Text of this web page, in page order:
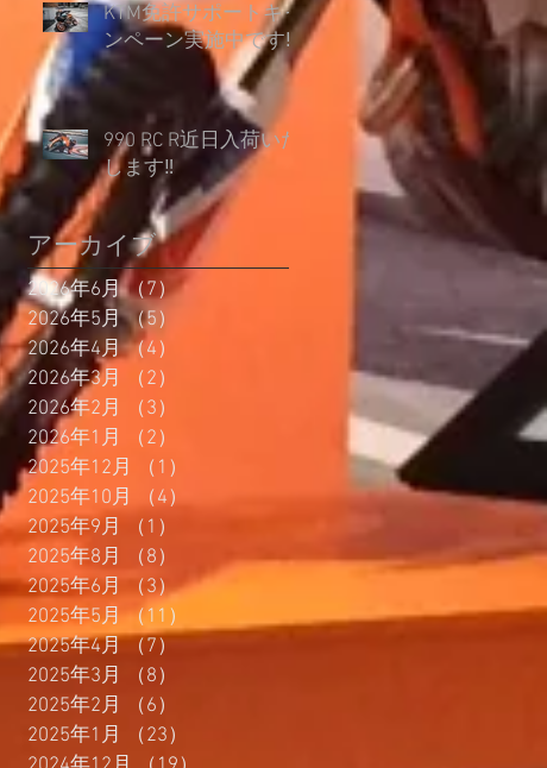
KTM免許サポートキャ
ンペーン実施中です‼
990 RC R近日入荷いた
します‼
アーカイブ
2026年6月 （7）7件の記事
2026年5月 （5）
2026年4月 （4）
2026年3月
（2）
2026年2月
（3）
2026年1月
（2）
2025年12月
（1）
2025年10月
（4）
2025年9月
（1）
2025年8月
（8）
8件の記事
2025年6月
（3）3件の記事
2025年5月 （11）
2025年4月
（7）
2025年3月
（8）
2025年2月
（6）
2025年1月
（23）